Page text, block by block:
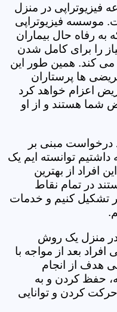
فیزیوتراپی در منزل
موسسه فیزیوتراپی
به رفاه حال بیماران
را برای کامل شدن
می کند. همین طور این
ها پرستاران
اعزام خواهد کرد
شما هستند و از او
درخواست مبنی بر
توانسته ایم یک
از بهترین
در تمام نقاط
تشکیل کنیم و خدمات
در منزل یک روش
بعد از مواجه با
هدف از انجام
حفظ کردن و به
کردن و توانایی